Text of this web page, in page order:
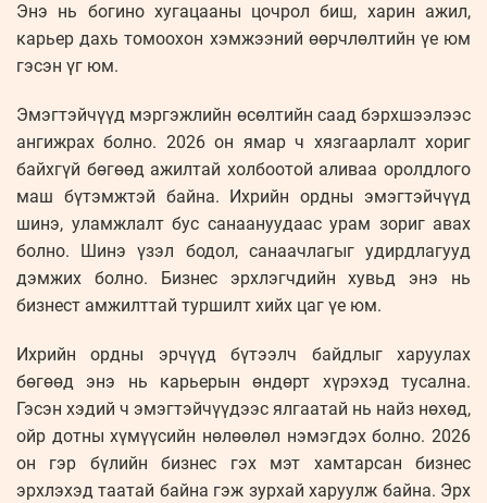
Энэ нь богино хугацааны цочрол биш, харин ажил,
карьер дахь томоохон хэмжээний өөрчлөлтийн үе юм
гэсэн үг юм.
Эмэгтэйчүүд мэргэжлийн өсөлтийн саад бэрхшээлээс
ангижрах болно. 2026 он ямар ч хязгаарлалт хориг
байхгүй бөгөөд ажилтай холбоотой аливаа оролдлого
маш бүтэмжтэй байна. Ихрийн ордны эмэгтэйчүүд
шинэ, уламжлалт бус санаануудаас урам зориг авах
болно. Шинэ үзэл бодол, санаачлагыг удирдлагууд
дэмжих болно. Бизнес эрхлэгчдийн хувьд энэ нь
бизнест амжилттай туршилт хийх цаг үе юм.
Ихрийн ордны эрчүүд бүтээлч байдлыг харуулах
бөгөөд энэ нь карьерын өндөрт хүрэхэд тусална.
Гэсэн хэдий ч эмэгтэйчүүдээс ялгаатай нь найз нөхөд,
ойр дотны хүмүүсийн нөлөөлөл нэмэгдэх болно. 2026
он гэр бүлийн бизнес гэх мэт хамтарсан бизнес
эрхлэхэд таатай байна гэж зурхай харуулж байна. Эрх